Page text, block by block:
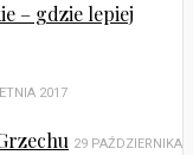
– gdzie lepiej
2017
29 PAŹDZIERNIKA